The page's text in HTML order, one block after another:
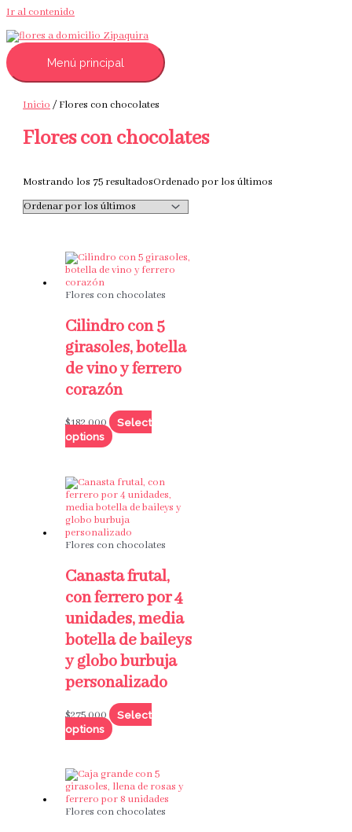
Ir al contenido
Menú principal
Inicio / Flores con chocolates
Flores con chocolates
Mostrando los 75 resultadosOrdenado por los últimos
Flores con chocolates
Cilindro con 5
girasoles, botella
de vino y ferrero
corazón
$182,000
Select
options
Flores con chocolates
Canasta frutal,
con ferrero por 4
unidades, media
botella de baileys
y globo burbuja
personalizado
$275,000
Select
options
Flores con chocolates